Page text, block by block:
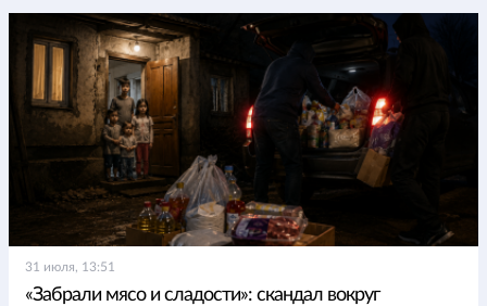
31 июля, 13:51
«Забрали мясо и сладости»: скандал вокруг